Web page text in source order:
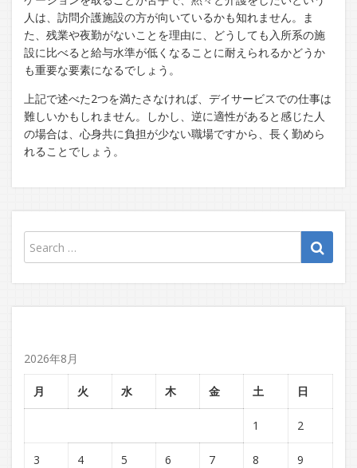
人は、訪問介護施設の方が向いているかも知れません。ま
た、残業や夜勤がないことを理由に、どうしても入所系の施
設に比べると給与水準が低くなることに耐えられるかどうか
も重要な要素になるでしょう。
上記で述べた2つを満たさなければ、デイサービスでの仕事は
難しいかもしれません。しかし、逆に適性があると感じた人
の場合は、心身共に負担が少ない職場ですから、長く勤めら
れることでしょう。
2026年8月
月 火 水 木 金 土 日
1 2
3 4 5 6 7 8 9